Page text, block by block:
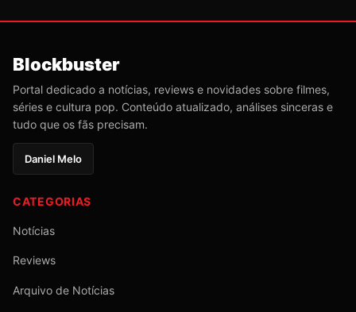
Blockbuster
Portal dedicado a notícias, reviews e novidades sobre filmes,
séries e cultura pop. Conteúdo atualizado, análises sinceras e
tudo que os fãs precisam.
Daniel Melo
CATEGORIAS
Notícias
Reviews
Arquivo de Notícias